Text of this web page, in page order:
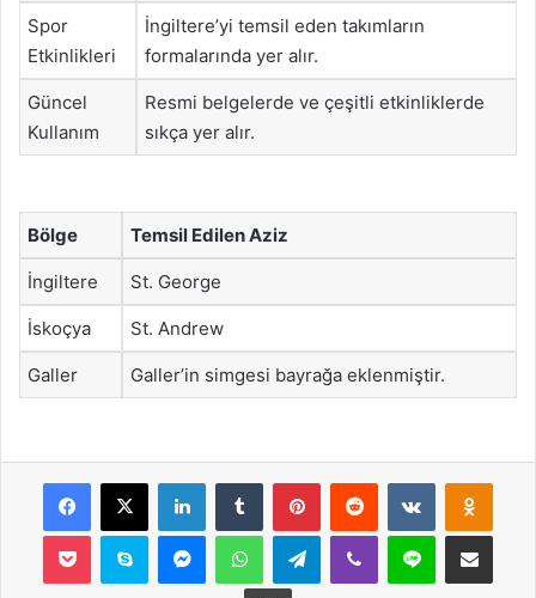
Spor
Etkinlikleri
İngiltere’yi temsil eden takımların
formalarında yer alır.
Güncel
Kullanım
Resmi belgelerde ve çeşitli etkinliklerde
sıkça yer alır.
Bölge Temsil Edilen Aziz
İngiltere St. George
İskoçya St. Andrew
Galler Galler’in simgesi bayrağa eklenmiştir.
Facebook
X LinkedInTumblr PinterestReddit VKontakte
Pocket Skype MessengerWhatsAppTelegramViber Line E-Posta ile
Yazdır